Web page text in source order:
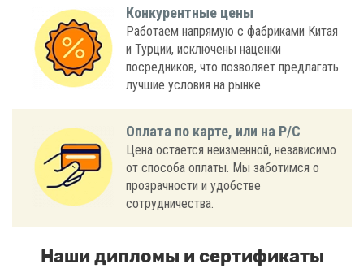
Конкурентные цены
Работаем напрямую с фабриками Китая
и Турции, исключены наценки
посредников, что позволяет предлагать
лучшие условия на рынке.
Оплата по карте, или на Р/С
Цена остается неизменной, независимо
от способа оплаты. Мы заботимся о
прозрачности и удобстве
сотрудничества.
Наши дипломы и сертификаты